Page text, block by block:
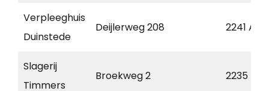
Verpleeghuis
Duinstede
Deijlerweg 208 2241 AL
Slagerij
Timmers
Broekweg 2 2235 BJ